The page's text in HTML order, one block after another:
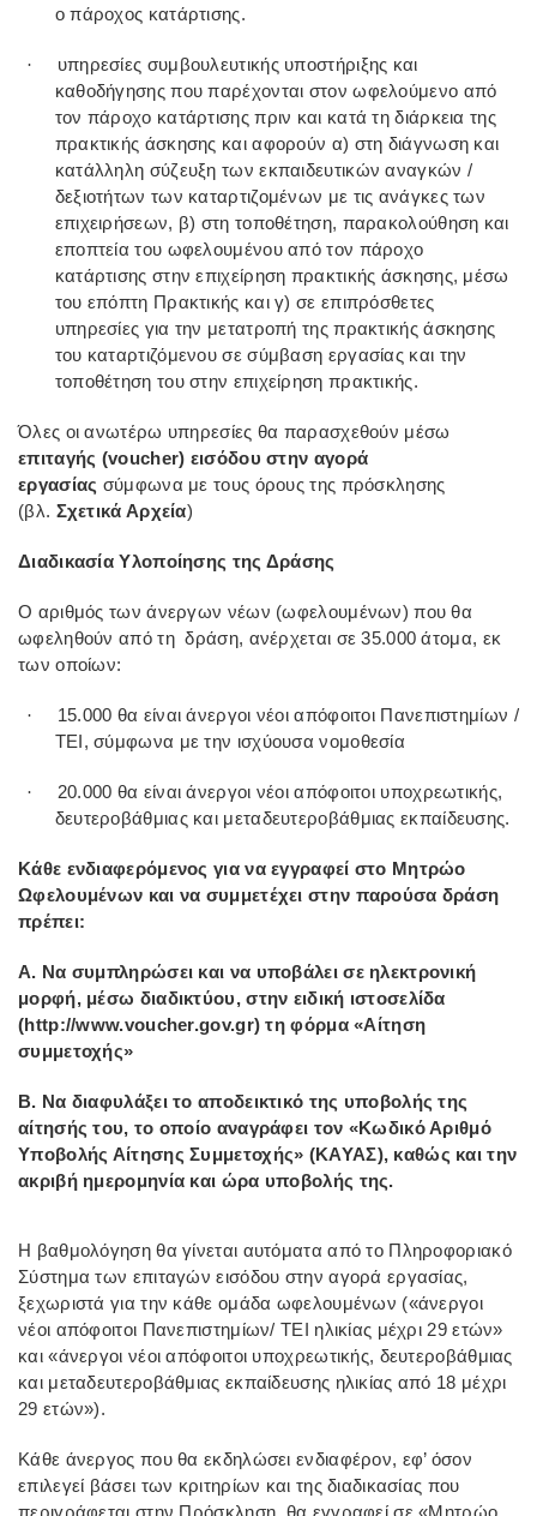
ο πάροχος κατάρτισης.
·
υπηρεσίες συμβουλευτικής υποστήριξης και
καθοδήγησης που παρέχονται στον ωφελούμενο από
τον πάροχο κατάρτισης πριν και κατά τη διάρκεια της
πρακτικής άσκησης και αφορούν α) στη διάγνωση και
κατάλληλη σύζευξη των εκπαιδευτικών αναγκών /
δεξιοτήτων των καταρτιζομένων με τις ανάγκες των
επιχειρήσεων, β) στη τοποθέτηση, παρακολούθηση και
εποπτεία του ωφελουμένου από τον πάροχο
κατάρτισης στην επιχείρηση πρακτικής άσκησης, μέσω
του επόπτη Πρακτικής και γ) σε επιπρόσθετες
υπηρεσίες για την μετατροπή της πρακτικής άσκησης
του καταρτιζόμενου σε σύμβαση εργασίας και την
τοποθέτηση του στην επιχείρηση πρακτικής.
Όλες οι ανωτέρω υπηρεσίες θα παρασχεθούν μέσω
επιταγής (voucher) εισόδου στην αγορά
εργασίας σύμφωνα με τους όρους της πρόσκλησης
(βλ. Σχετικά Αρχεία)
Διαδικασία Υλοποίησης της Δράσης
Ο αριθμός των άνεργων νέων (ωφελουμένων) που θα
ωφεληθούν από τη δράση, ανέρχεται σε 35.000 άτομα, εκ
των οποίων:
·
15.000 θα είναι άνεργοι νέοι απόφοιτοι Πανεπιστημίων /
ΤΕΙ, σύμφωνα με την ισχύουσα νομοθεσία
·
20.000 θα είναι άνεργοι νέοι απόφοιτοι υποχρεωτικής,
δευτεροβάθμιας και μεταδευτεροβάθμιας εκπαίδευσης.
Κάθε ενδιαφερόμενος για να εγγραφεί στο Μητρώο
Ωφελουμένων και να συμμετέχει στην παρούσα δράση
πρέπει:
Α. Να συμπληρώσει και να υποβάλει σε ηλεκτρονική
μορφή, μέσω διαδικτύου, στην ειδική ιστοσελίδα
(http://www.voucher.gov.gr) τη φόρμα «Αίτηση
συμμετοχής»
Β. Να διαφυλάξει το αποδεικτικό της υποβολής της
αίτησής του, το οποίο αναγράφει τον «Κωδικό Αριθμό
Υποβολής Αίτησης Συμμετοχής» (ΚΑΥΑΣ), καθώς και την
ακριβή ημερομηνία και ώρα υποβολής της.
Η βαθμολόγηση θα γίνεται αυτόματα από το Πληροφοριακό
Σύστημα των επιταγών εισόδου στην αγορά εργασίας,
ξεχωριστά για την κάθε ομάδα ωφελουμένων («άνεργοι
νέοι απόφοιτοι Πανεπιστημίων/ ΤΕΙ ηλικίας μέχρι 29 ετών»
και «άνεργοι νέοι απόφοιτοι υποχρεωτικής, δευτεροβάθμιας
και μεταδευτεροβάθμιας εκπαίδευσης ηλικίας από 18 μέχρι
29 ετών»).
Κάθε άνεργος που θα εκδηλώσει ενδιαφέρον, εφ’ όσον
επιλεγεί βάσει των κριτηρίων και της διαδικασίας που